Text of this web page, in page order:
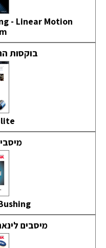
- Linear Motion
בוקסות
מיסבים